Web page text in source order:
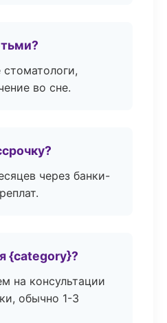
во сне.
через банки-
{category}?
на консультации
обычно 1-3